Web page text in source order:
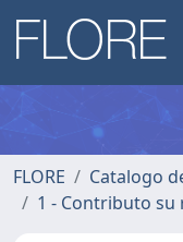
FLORE
Catalogo
1 - Contributo su